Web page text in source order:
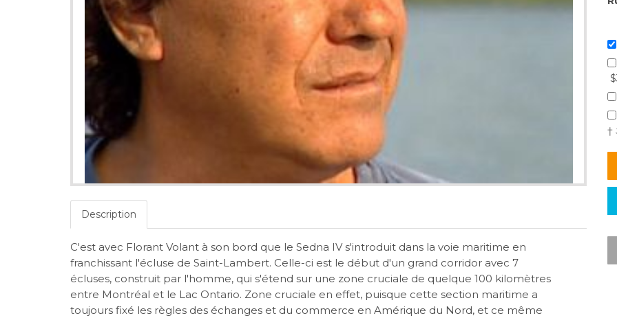
†
Description
C'est avec Florant Volant à son bord que le Sedna IV s'introduit dans la voie maritime en
franchissant l'écluse de Saint-Lambert. Celle-ci est le début d'un grand corridor avec 7
écluses, construit par l'homme, qui s'étend sur une zone cruciale de quelque 100 kilomètres
entre Montréal et le Lac Ontario. Zone cruciale en effet, puisque cette section maritime a
toujours fixé les règles des échanges et du commerce en Amérique du Nord, et ce même